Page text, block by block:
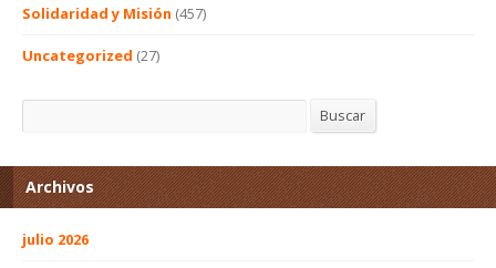
Solidaridad y Misión (457)
Uncategorized (27)
Buscar
Archivos
julio 2026